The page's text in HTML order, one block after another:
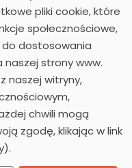
pliki cookie, które
społecznościowe,
do dostosowania
strony www.
naszej witryny,
chwili mogą
zgodę, klikając w link